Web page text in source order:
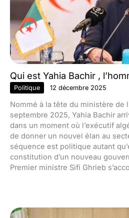
Qui est Yahia Bachir ,
Politique 12 décembre 2025
Nommé à la tête du ministère de
septembre 2025, Yahia Bachir
dans un moment où l’exécutif
de donner un nouvel élan au
séquence est politique autant
constitution d’un nouveau
Premier ministre Sifi Ghrieb